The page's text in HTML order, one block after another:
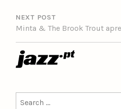
NEXT POST
Minta & The Brook Trout
for: